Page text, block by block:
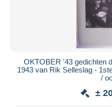
OKTOBER '43 gedichten
1943 van Rik Selleslag -
/
±